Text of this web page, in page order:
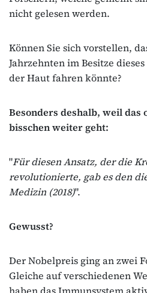
nicht gelesen werden.
Können Sie sich vorstellen,
Jahrzehnten im Besitze
der Haut fahren könnte?
Besonders deshalb, weil das
bisschen weiter geht:
"Für diesen Ansatz, der die
revolutionierte, gab es den
Medizin (2018)".
Gewusst?
Der Nobelpreis ging an zwei
Gleiche auf verschiedenen